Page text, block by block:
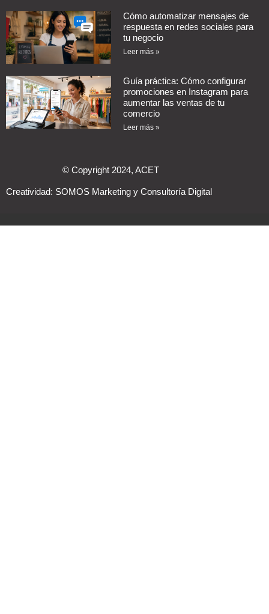
Cómo automatizar mensajes de
respuesta en redes sociales para
tu negocio
Leer más »
Guía práctica: Cómo configurar
promociones en Instagram para
aumentar las ventas de tu
comercio
Leer más »
© Copyright 2024, ACET
Creatividad: SOMOS Marketing y Consultoría Digital